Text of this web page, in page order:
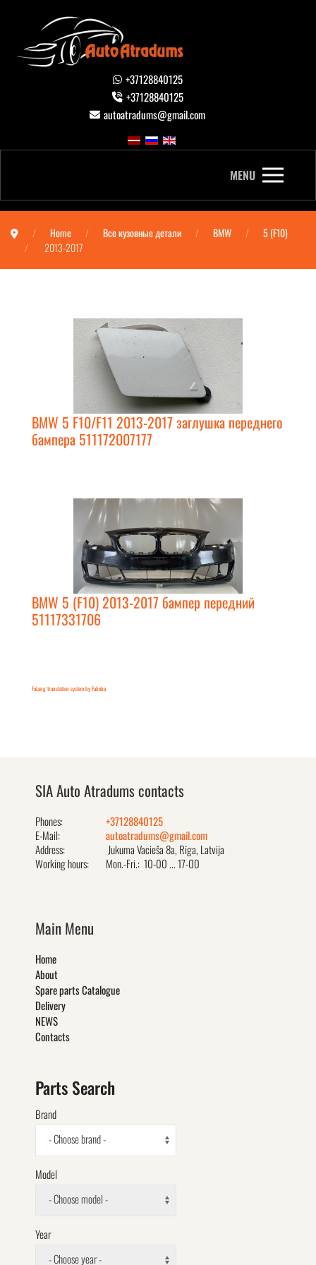
+37128840125
+37128840125
autoatradums@gmail.com
MENU
Home Все кузовные детали BMW
5 (F10)
2013-2017
BMW 5 F10/F11 2013-2017 заглушка переднего
бампера 511172007177
BMW 5 (F10) 2013-2017 бампер передний
51117331706
FaLang translation system by Faboba
SIA Auto Atradums contacts
Phones:
+37128840125
E-Mail:
autoatradums@gmail.com
Address:
Jukuma Vacieša 8a, Rīga, Latvija
Working hours:
Mon.-Fri.: 10-00 ... 17-00
Main Menu
Home
About
Spare parts Catalogue
Delivery
NEWS
Contacts
Parts Search
Brand
- Choose brand -
Model
- Choose model -
Year
- Choose year -